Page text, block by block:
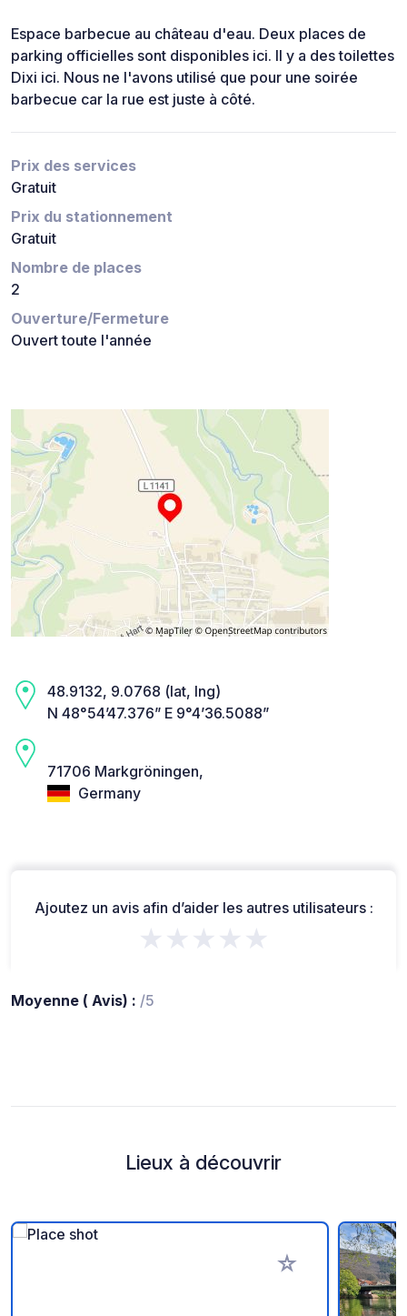
Espace barbecue au château d'eau. Deux places de
parking officielles sont disponibles ici. Il y a des toilettes
Dixi ici. Nous ne l'avons utilisé que pour une soirée
barbecue car la rue est juste à côté.
Prix des services
Gratuit
Prix du stationnement
Gratuit
Nombre de places
2
Ouverture/Fermeture
Ouvert toute l'année
48.9132, 9.0768 (lat, lng)
N 48°54’47.376” E 9°4’36.5088”
71706 Markgröningen,
Germany
Ajoutez un avis afin d’aider les autres utilisateurs :
★★★★★
Moyenne ( Avis) : /5
Lieux à découvrir
Ajouter à vos